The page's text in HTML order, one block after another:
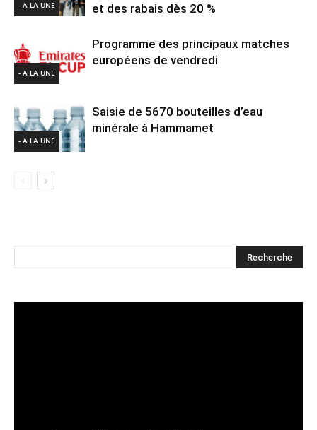
- A LA UNE et des rabais dès 20 %
- A LA UNE
Programme des principaux matches
européens de vendredi
- A LA UNE
Saisie de 5670 bouteilles d’eau
minérale à Hammamet